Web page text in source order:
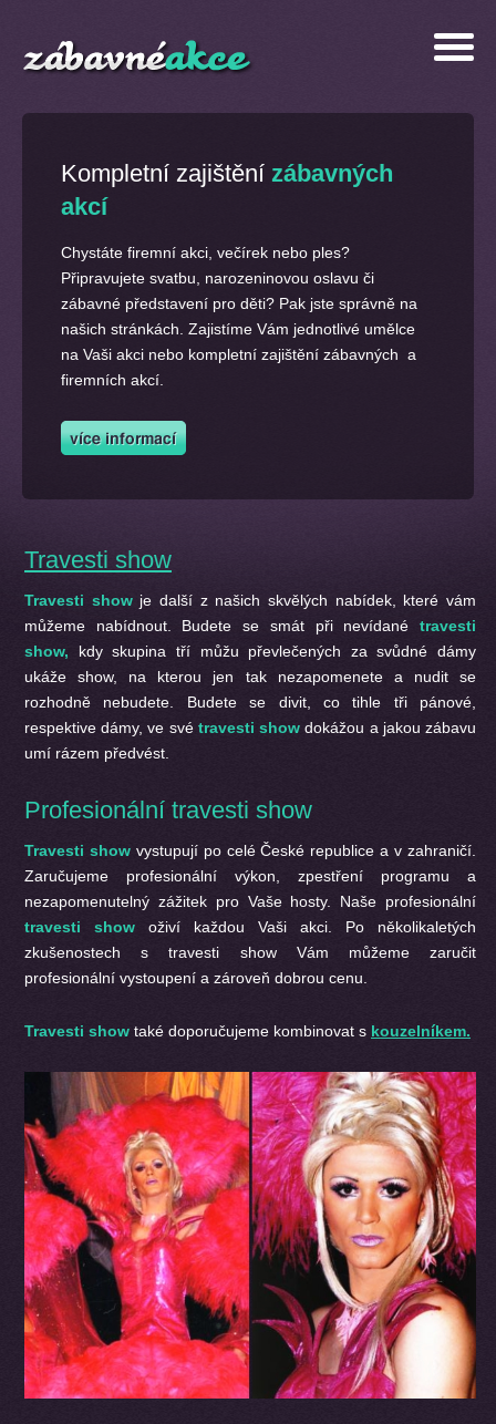
Kompletní zajištění zábavných
akcí
Chystáte firemní akci, večírek nebo ples?
Připravujete svatbu, narozeninovou oslavu či
zábavné představení pro děti? Pak jste správně na
našich stránkách. Zajistíme Vám jednotlivé umělce
na Vaši akci nebo kompletní zajištění zábavných a
firemních akcí.
Travesti show
Travesti showje další z našich skvělých nabídek, které vám
můžeme nabídnout. Budete se smát při nevídané travesti
show, kdy skupina tří můžu převlečených za svůdné dámy
ukáže show, na kterou jen tak nezapomenete a nudit se
rozhodně nebudete. Budete se divit, co tihle tři pánové,
respektive dámy, ve svétravesti show dokážou a jakou zábavu
umí rázem předvést.
Profesionální travesti show
Travesti showvystupují po celé České republice a v zahraničí.
Zaručujeme profesionální výkon, zpestření programu a
nezapomenutelný zážitek pro Vaše hosty. Naše profesionální
travesti show oživí každou Vaši akci. Po několikaletých
zkušenostech s travesti show Vám můžeme zaručit
profesionální vystoupení a zároveň dobrou cenu.
Travesti show také doporučujeme kombinovat s kouzelníkem.